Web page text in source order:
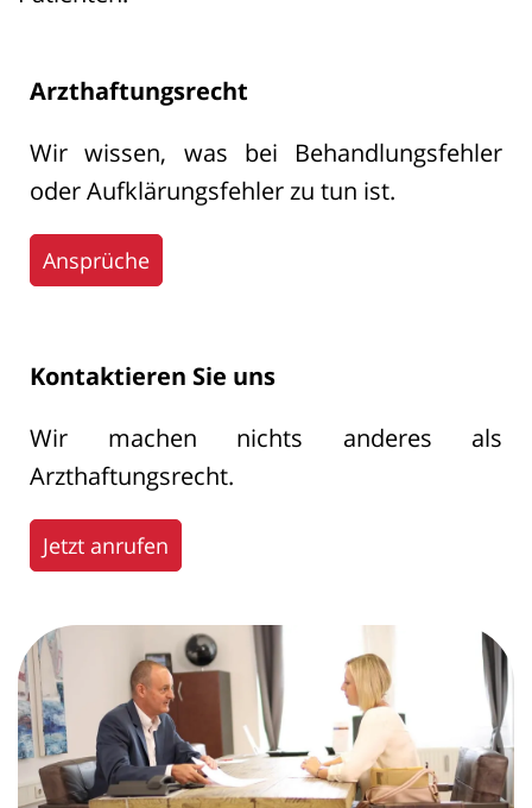
Arzthaftungsrecht
Wir wissen, was bei Behandlungsfehler
oder Aufklärungsfehler zu tun ist.
Ansprüche
Kontaktieren Sie uns
Wir machen nichts anderes als
Arzthaftungsrecht.
Jetzt anrufen